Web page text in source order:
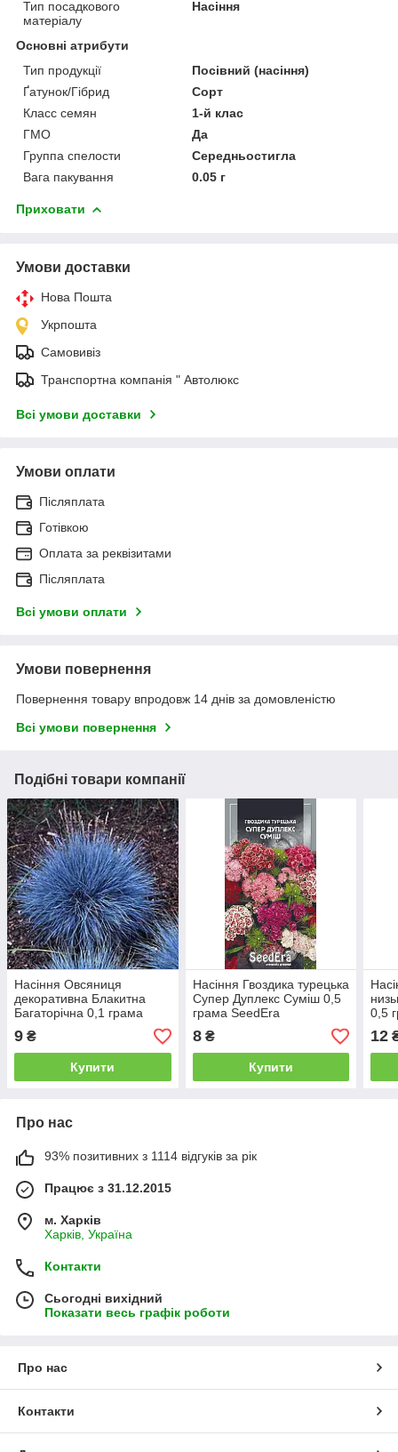
Тип посадкового
матеріалу
Насіння
Основні атрибути
Тип продукції
Посівний (насіння)
Ґатунок/Гібрид
Сорт
Класс семян
1-й клас
ГМО
Да
Группа спелости
Середньостигла
Вага пакування
0.05 г
Приховати
Умови доставки
Нова Пошта
Укрпошта
Самовивіз
Транспортна компанія " Автолюкс
Всі умови доставки
Умови оплати
Післяплата
Готівкою
Оплата за реквізитами
Післяплата
Всі умови оплати
Умови повернення
Повернення товару впродовж 14 днів за домовленістю
Всі умови повернення
Подібні товари компанії
Насіння Овсяниця
декоративна Блакитна
Багаторічна 0,1 грама
SeedEra
9 ₴
Купити
Насіння Гвоздика турецька
Супер Дуплекс Суміш 0,5
грама SeedEra
8₴
Купити
0,5
12
Про нас
93% позитивних з 1114 відгуків за рік
Працює з 31.12.2015
м. Харків
Харків, Україна
Контакти
Сьогодні вихідний
Показати весь графік роботи
Про нас
Контакти